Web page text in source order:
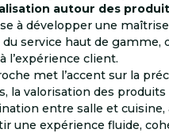
autour des
à développer une
du service haut de gamme,
l’expérience client.
met l’accent sur la
la valorisation des
entre salle et cuisine,
une expérience fluide,